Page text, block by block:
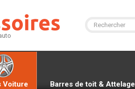
Voiture Barres de toit & Attelage